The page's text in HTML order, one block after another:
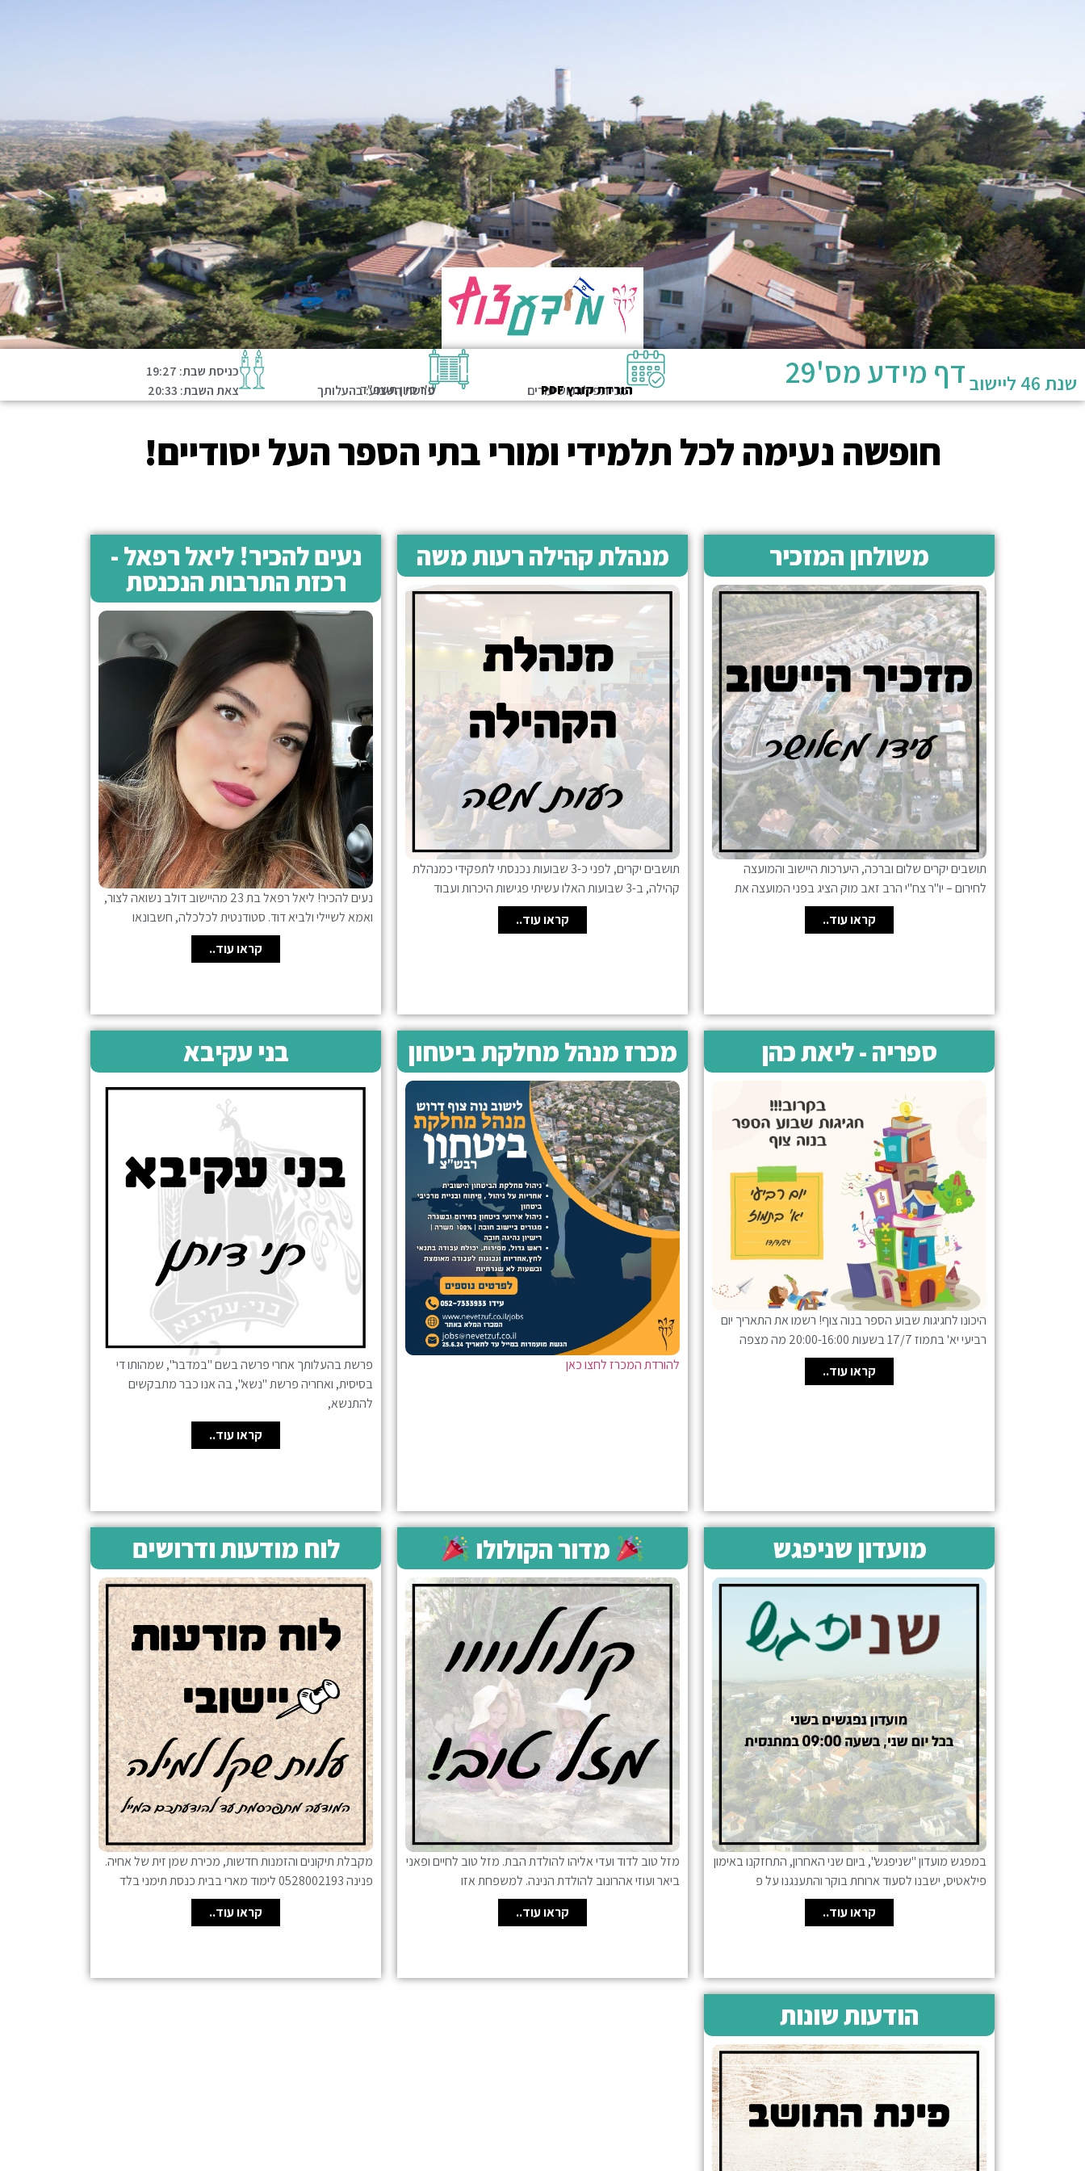
דף מידע מס'29 שנת 46 ליישוב זמני תפילות ושיעורים
הורדת קובץ PDF פרשת השבוע: בהעלותך
ט'ז סיון תשפ"ד
כניסת שבת: 19:27
צאת השבת: 20:33
חופשה נעימה לכל תלמידי ומורי בתי הספר העל יסודיים!
משולחן המזכיר
תושבים יקרים שלום וברכה, היערכות היישוב והמועצה
לחירום – יו"ר צח"י הרב זאב מוק הציג בפני המועצה את
קראו עוד..
מנהלת קהילה רעות משה
תושבים יקרים, לפני כ-3 שבועות נכנסתי לתפקידי כמנהלת
קהילה, ב-3 שבועות האלו עשיתי פגישות היכרות ועבוד
קראו עוד..
נעים להכיר! ליאל רפאל -
רכזת התרבות הנכנסת
נעים להכיר! ליאל רפאל בת 23 מהיישוב דולב נשואה לצור,
ואמא לשיילי ולביא דוד. סטודנטית לכלכלה, חשבונאו
קראו עוד..
ספריה - ליאת כהן
היכונו לחגיגות שבוע הספר בנוה צוף! רשמו את התאריך יום
רביעי יא' בתמוז 17/7 בשעות 20:00-16:00 מה מצפה
קראו עוד..
מכרז מנהל מחלקת ביטחון
להורדת המכרז לחצו כאן
בני עקיבא
פרשת בהעלותך אחרי פרשה בשם "במדבר", שמהותו די
בסיסית, ואחריה פרשת "נשא", בה אנו כבר מתבקשים
להתנשא,
קראו עוד..
מועדון שניפגש
במפגש מועדון "שניפגש", ביום שני האחרון, התחזקנו באימון
פילאטיס, ישבנו לסעוד ארוחת בוקר והתענגנו על פ
קראו עוד..
מדור הקולולו
מזל טוב לדוד ועדי אליהו להולדת הבת. מזל טוב לחיים ופאני
ביאר ועוזי אהרונוב להולדת הנינה. למשפחת אזו
קראו עוד..
לוח מודעות ודרושים
מקבלת תיקונים והזמנות חדשות, מכירת שמן זית של אחיה.
פנינה 0528002193 לימוד מארי בבית כנסת תימני בלד
קראו עוד..
הודעות שונות